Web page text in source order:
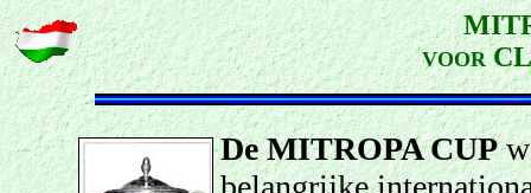
VOOR
De MITROPA CUP